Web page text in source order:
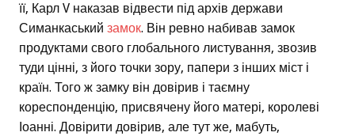
її, Карл V наказав відвести під архів держави
Симанкаський замок. Він ревно набивав замок
продуктами свого глобального листування, звозив
туди цінні, з його точки зору, папери з інших міст і
країн. Того ж замку він довірив і таємну
кореспонденцію, присвячену його матері, королеві
Іоанні. Довірити довірив, але тут же, мабуть,